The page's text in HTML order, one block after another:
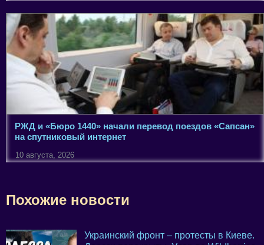
РЖД и «Бюро 1440» начали перевод поездов «Сапсан»
на спутниковый интернет
10 августа, 2026
Похожие новости
Украинский фронт – протесты в Киеве.